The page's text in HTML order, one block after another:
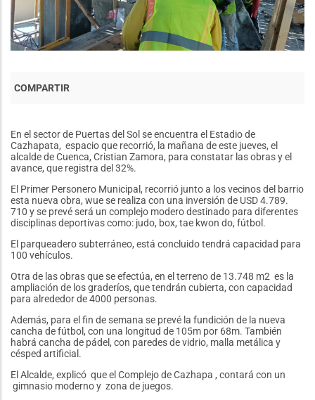
En el sector de Puertas del Sol se encuentra el Estadio de
Cazhapata, espacio que recorrió, la mañana de este jueves, el
alcalde de Cuenca, Cristian Zamora, para constatar las obras y el
avance, que registra del 32%.
El Primer Personero Municipal, recorrió junto a los vecinos del barrio
esta nueva obra, wue se realiza con una inversión de USD 4.789.
710 y se prevé será un complejo modero destinado para diferentes
disciplinas deportivas como: judo, box, tae kwon do, fútbol.
El parqueadero subterráneo, está concluido tendrá capacidad para
100 vehículos.
Otra de las obras que se efectúa, en el terreno de 13.748 m2 es la
ampliación de los graderíos, que tendrán cubierta, con capacidad
para alrededor de 4000 personas.
Además, para el fin de semana se prevé la fundición de la nueva
cancha de fútbol, con una longitud de 105m por 68m. También
habrá cancha de pádel, con paredes de vidrio, malla metálica y
césped artificial.
El Alcalde, explicó que el Complejo de Cazhapa , contará con un
gimnasio moderno y zona de juegos.